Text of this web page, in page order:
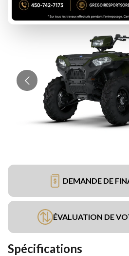
DEMANDE DE
ÉVALUATION DE
Spécifications